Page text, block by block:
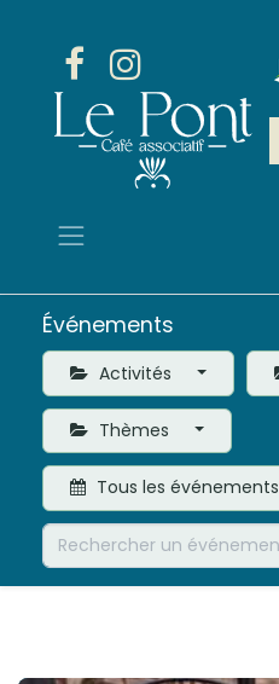
Événements
Activités
Thèmes
Tous les événements